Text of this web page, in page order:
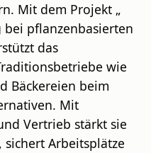
Mit dem Projekt „
bei pflanzenbasierten
das
wie
Bäckereien beim
Mit
Vertrieb stärkt sie
Arbeitsplätze